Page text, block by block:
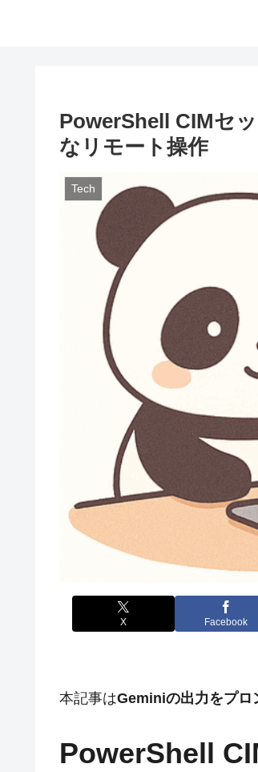
PowerShell CIMセ
なリモート操作
Tech
X Facebook
本記事はGeminiの出力をプロ
PowerShell